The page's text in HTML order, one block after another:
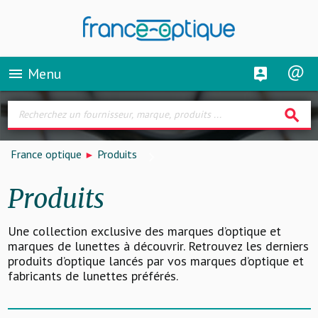
menu Menu
search
France optique Produits
Produits
Une collection exclusive des marques d’optique et
marques de lunettes à découvrir. Retrouvez les derniers
produits d’optique lancés par vos marques d’optique et
fabricants de lunettes préférés.